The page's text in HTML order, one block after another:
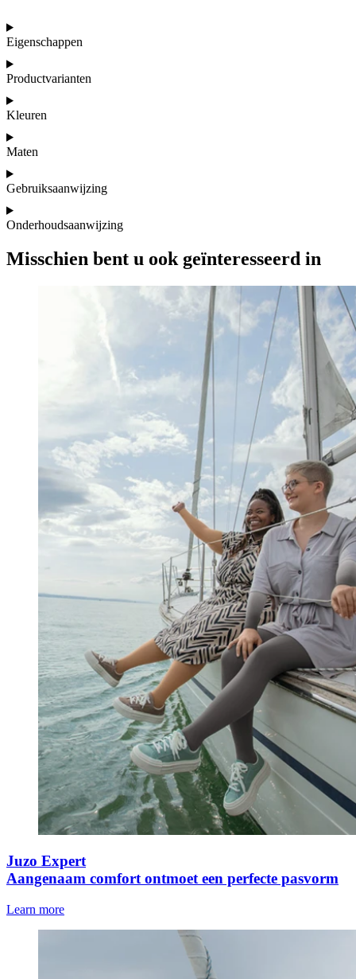
Eigenschappen
Productvarianten
Kleuren
Maten
Gebruiksaanwijzing
Onderhoudsaanwijzing
Misschien bent u ook geïnteresseerd in
Juzo Expert
Aangenaam comfort ontmoet een perfecte pasvorm
Learn more